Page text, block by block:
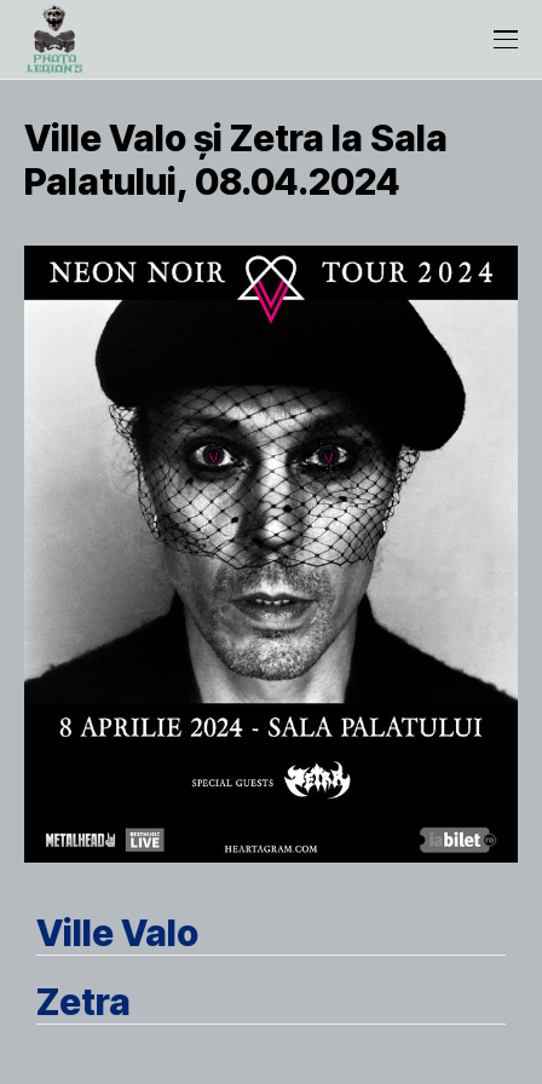
Ville Valo și Zetra la Sala
Palatului, 08.04.2024
Ville Valo
Zetra